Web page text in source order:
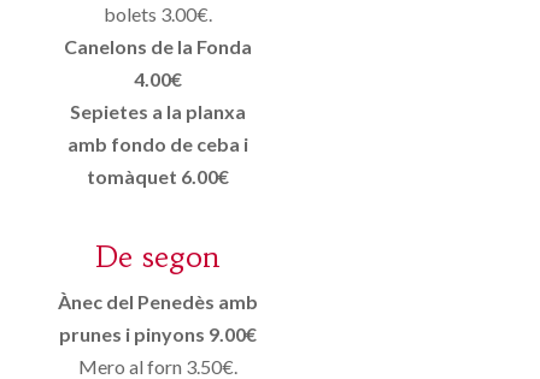
bolets 3.00€.
Canelons de la Fonda
4.00€
Sepietes a la planxa
amb fondo de ceba i
tomàquet 6.00€
De segon
Ànec del Penedès amb
prunes i pinyons 9.00€
Mero al forn 3.50€.